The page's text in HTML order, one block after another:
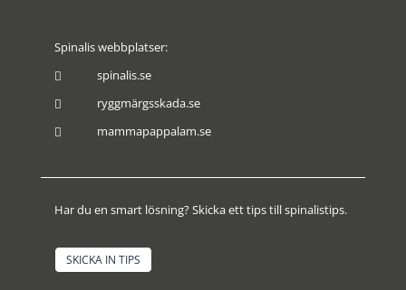
Spinalis webbplatser:
 spinalis.se
 ryggmärgsskada.se
 mammapappalam.se
Har du en smart lösning? Skicka ett tips till spinalistips.
SKICKA IN TIPS